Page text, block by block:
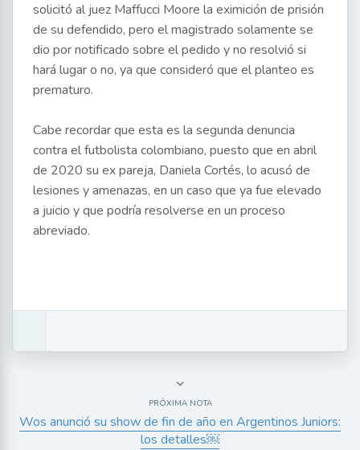
solicitó al juez Maffucci Moore la eximición de prisión
de su defendido, pero el magistrado solamente se
dio por notificado sobre el pedido y no resolvió si
hará lugar o no, ya que consideró que el planteo es
prematuro.
Cabe recordar que esta es la segunda denuncia
contra el futbolista colombiano, puesto que en abril
de 2020 su ex pareja, Daniela Cortés, lo acusó de
lesiones y amenazas, en un caso que ya fue elevado
a juicio y que podría resolverse en un proceso
abreviado.
PRÓXIMA NOTA
Wos anunció su show de fin de año en Argentinos Juniors:
los detalles￼